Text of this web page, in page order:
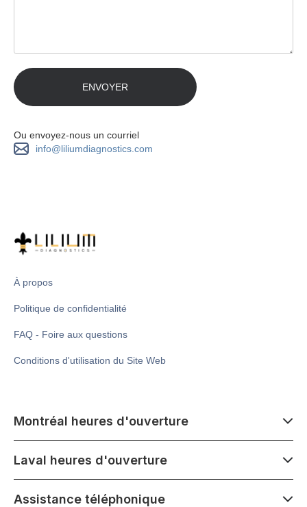
Ou envoyez-nous un courriel
info@liliumdiagnostics.com
À propos
Politique de confidentialité
FAQ - Foire aux questions
Conditions d'utilisation du Site Web
Montréal heures d'ouverture
Lundi - Samedi
1500 Atwater ave,
Laval heures d'ouverture
Lundi - Samedi
Assistance téléphonique